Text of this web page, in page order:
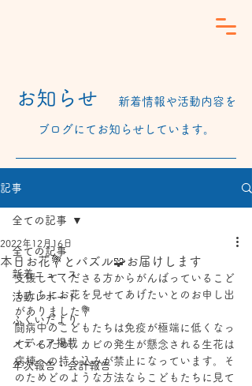
​お知らせ 新着情報や活動内容を
ブログにてお知らせしています。
記事
全ての記事
新着ニュース
活動レポート
ふくいだより
メディア掲載
年次報告・会計報告
全ての記事
本日お花💐とパズル🧩お届けします
2022年12月16日
支援してくださる方からがんばっているこど
もたちにお花を見せてあげたいとのお申し出
がありました💐
闘病中のこどもたちは免疫が極端に低くなっ
ているため、カビの発生が懸念される生花は
病棟への持ち込みが禁止になっています。そ
のためどのような方法ならこどもたちに見て